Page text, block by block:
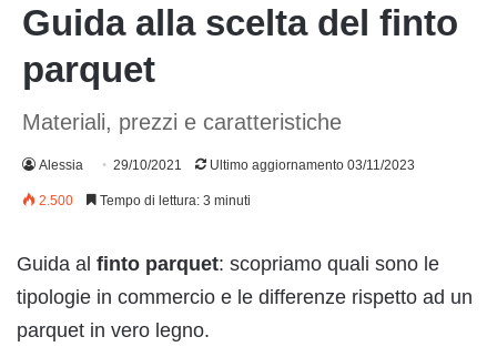
Guida alla scelta del finto
parquet
Materiali, prezzi e caratteristiche
Alessia 29/10/2021 Ultimo aggiornamento 03/11/2023
2.500 Tempo di lettura: 3 minuti
Guida al finto parquet: scopriamo quali sono le
tipologie in commercio e le differenze rispetto ad un
parquet in vero legno.